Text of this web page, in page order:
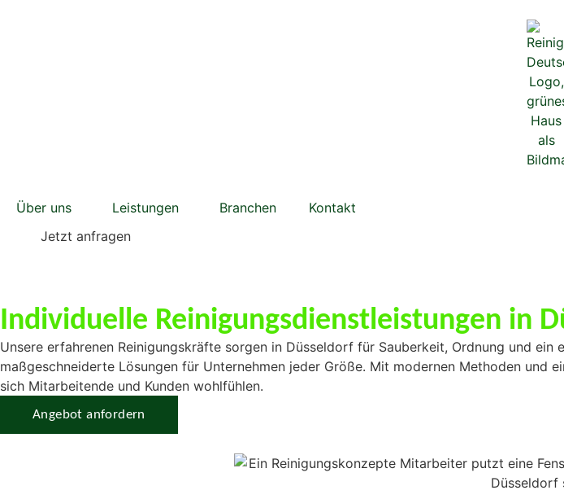
Über uns Leistungen Branchen
Kontakt
Jetzt anfragen
Individuelle Reinigungsdienstleistungen in
Unsere erfahrenen Reinigungskräfte sorgen in Düsseldorf für Sauberkeit, Ordnung und
maßgeschneiderte Lösungen für Unternehmen jeder Größe. Mit modernen Methoden und
sich Mitarbeitende und Kunden wohlfühlen.
Angebot anfordern